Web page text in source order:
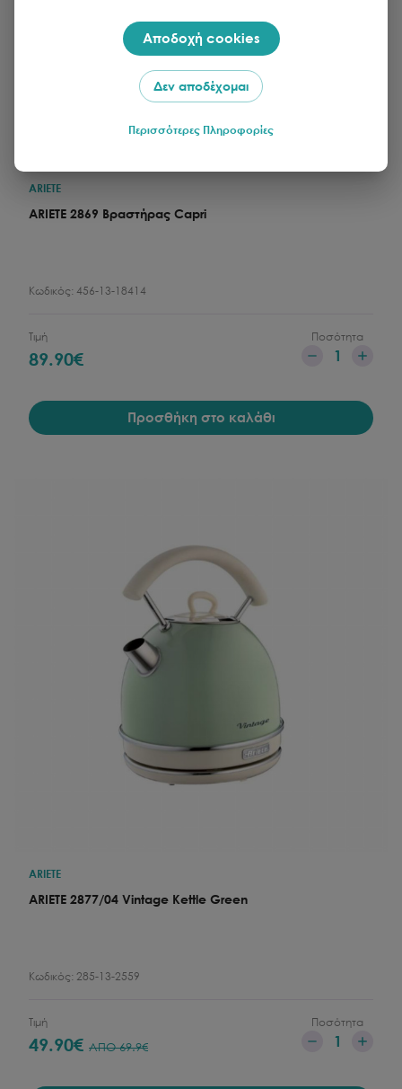
ARIETE
ARIETE 2869 Βραστήρας Capri
Κωδικός: 456-13-18414
Τιμή
89.90€
Ποσότητα
1
Προσθήκη στο καλάθι
ARIETE
ARIETE 2877/04 Vintage Kettle Green
Κωδικός: 285-13-2559
Τιμή
49.90€ ΑΠΟ69.9€
Ποσότητα
1
Αποδοχή cookies
Δεν αποδέχομαι
Περισσότερες Πληροφορίες